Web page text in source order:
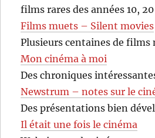
films rares des années 10,
Films muets – Silent movies
Plusieurs centaines de films
Mon cinéma à moi
Des chroniques
Newstrum – notes sur le
Des présentations bien
Il était une fois le cinéma